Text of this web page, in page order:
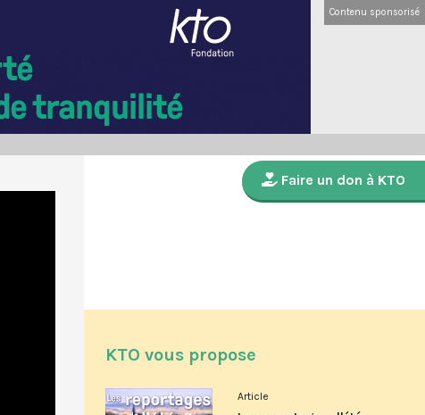
Contenu sponsorisé
Faire un don à KTO
KTO vous propose
Article